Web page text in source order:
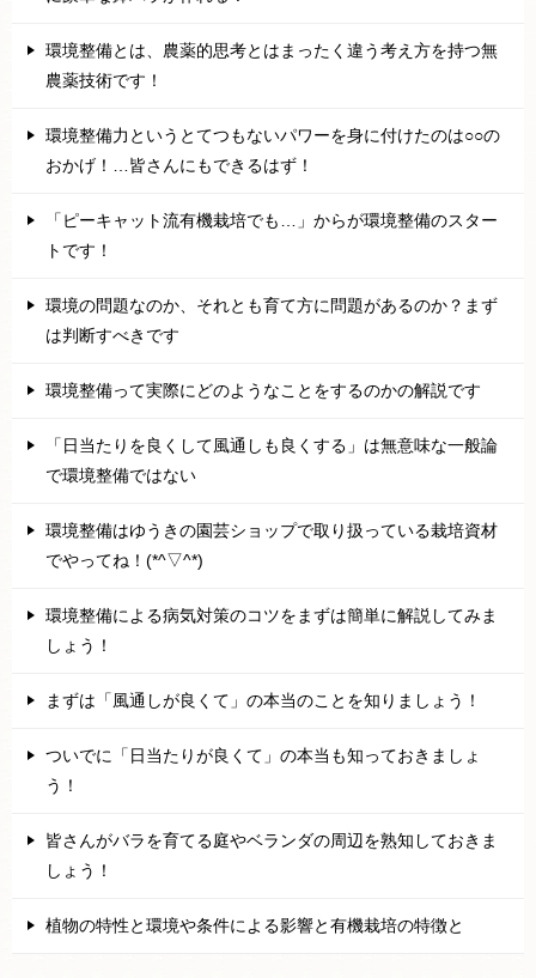
環境整備とは、農薬的思考とはまったく違う考え方を持つ無
農薬技術です！
環境整備力というとてつもないパワーを身に付けたのは○○の
おかげ！…皆さんにもできるはず！
「ピーキャット流有機栽培でも…」からが環境整備のスター
トです！
環境の問題なのか、それとも育て方に問題があるのか？まず
は判断すべきです
環境整備って実際にどのようなことをするのかの解説です
「日当たりを良くして風通しも良くする」は無意味な一般論
で環境整備ではない
環境整備はゆうきの園芸ショップで取り扱っている栽培資材
でやってね！(*^▽^*)
環境整備による病気対策のコツをまずは簡単に解説してみま
しょう！
まずは「風通しが良くて」の本当のことを知りましょう！
ついでに「日当たりが良くて」の本当も知っておきましょ
う！
皆さんがバラを育てる庭やベランダの周辺を熟知しておきま
しょう！
植物の特性と環境や条件による影響と有機栽培の特徴と